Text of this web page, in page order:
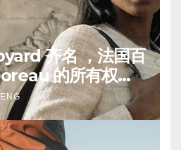
齐名 ，法国百
的所有权易